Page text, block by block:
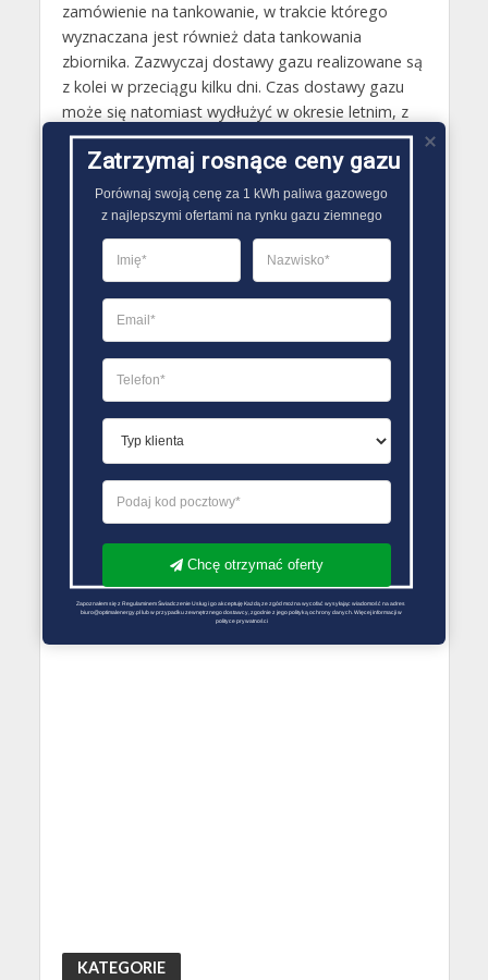
zamówienie na tankowanie, w trakcie którego
wyznaczana jest również data tankowania
zbiornika. Zazwyczaj dostawy gazu realizowane są
z kolei w przeciągu kilku dni. Czas dostawy gazu
może się natomiast wydłużyć w okresie letnim, z
powodu większego zainteresowania tankowaniem
zbiorników na płynne paliwo gazowe..
PORÓWNYWARKA OFERT GAZU
KATEGORIE
Zatrzymaj rosnące ceny gazu
Porównaj swoją cenę za 1 kWh paliwa gazowego
z najlepszymi ofertami na rynku gazu ziemnego
Chcę otrzymać oferty
Zapoznałem się z Regulaminem Świadczenie Usług i go akceptuję Każdą ze zgód można wycofać wysyłając wiadomość na adres
biuro@optimalenergy.pl lub w przypadku zewnętrznego dostawcy, zgodnie z jego polityką ochrony danych. Więcej informacji w
polityce prywatności